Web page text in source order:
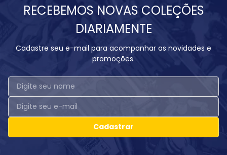
RECEBEMOS NOVAS COLEÇÕES
DIARIAMENTE
Cadastre seu e-mail para acompanhar as novidades e
promoções.
Cadastrar